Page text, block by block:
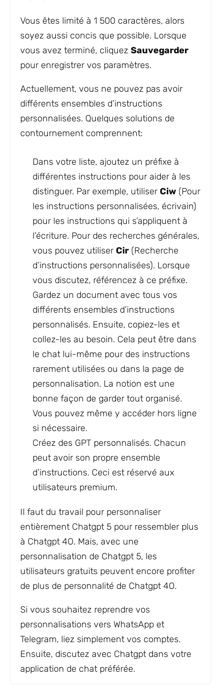
Vous êtes limité à 1 500 caractères, alors
soyez aussi concis que possible. Lorsque
vous avez terminé, cliquez Sauvegarder
pour enregistrer vos paramètres.
Actuellement, vous ne pouvez pas avoir
différents ensembles d’instructions
personnalisées. Quelques solutions de
contournement comprennent:
Dans votre liste, ajoutez un préfixe à
différentes instructions pour aider à les
distinguer. Par exemple, utiliser Ciw (Pour
les instructions personnalisées, écrivain)
pour les instructions qui s’appliquent à
l’écriture. Pour des recherches générales,
vous pouvez utiliser Cir (Recherche
d’instructions personnalisées). Lorsque
vous discutez, référencez à ce préfixe.
Gardez un document avec tous vos
différents ensembles d’instructions
personnalisés. Ensuite, copiez-les et
collez-les au besoin. Cela peut être dans
le chat lui-même pour des instructions
rarement utilisées ou dans la page de
personnalisation. La notion est une
bonne façon de garder tout organisé.
Vous pouvez même y accéder hors ligne
si nécessaire.
Créez des GPT personnalisés. Chacun
peut avoir son propre ensemble
d’instructions. Ceci est réservé aux
utilisateurs premium.
Il faut du travail pour personnaliser
entièrement Chatgpt 5 pour ressembler plus
à Chatgpt 4O. Mais, avec une
personnalisation de Chatgpt 5, les
utilisateurs gratuits peuvent encore profiter
de plus de personnalité de Chatgpt 4O.
Si vous souhaitez reprendre vos
personnalisations vers WhatsApp et
Telegram, liez simplement vos comptes.
Ensuite, discutez avec Chatgpt dans votre
application de chat préférée.